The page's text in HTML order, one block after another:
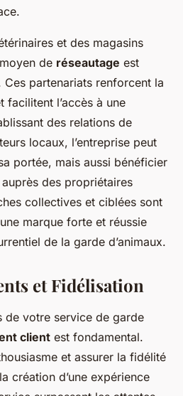
et des magasins
de réseautage est
partenariats renforcent la
l’accès à une
des relations de
locaux, l’entreprise peut
portée, mais aussi bénéficier
auprès des propriétaires
collectives et ciblées sont
marque forte et réussie
de la garde d’animaux.
et Fidélisation
de votre service de garde
client est fondamental.
et assurer la fidélité
création d’une expérience